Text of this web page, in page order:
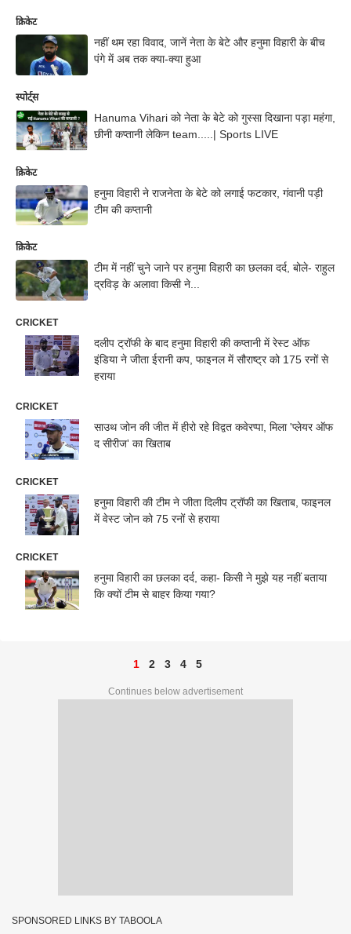
क्रिकेट
नहीं थम रहा विवाद, जानें नेता के बेटे और हनुमा विहारी के बीच
पंगे में अब तक क्या-क्या हुआ
स्पोर्ट्स
Hanuma Vihari को नेता के बेटे को गुस्सा दिखाना पड़ा महंगा,
छीनी कप्तानी लेकिन team.....| Sports LIVE
क्रिकेट
हनुमा विहारी ने राजनेता के बेटे को लगाई फटकार, गंवानी पड़ी
टीम की कप्तानी
क्रिकेट
टीम में नहीं चुने जाने पर हनुमा विहारी का छलका दर्द, बोले- राहुल
द्रविड़ के अलावा किसी ने...
CRICKET
दलीप ट्रॉफी के बाद हनुमा विहारी की कप्तानी में रेस्ट ऑफ
इंडिया ने जीता ईरानी कप, फाइनल में सौराष्ट्र को 175 रनों से
हराया
CRICKET
साउथ जोन की जीत में हीरो रहे विद्वत कवेरप्पा, मिला 'प्लेयर ऑफ
द सीरीज' का खिताब
CRICKET
हनुमा विहारी की टीम ने जीता दिलीप ट्रॉफी का खिताब, फाइनल
में वेस्ट जोन को 75 रनों से हराया
CRICKET
हनुमा विहारी का छलका दर्द, कहा- किसी ने मुझे यह नहीं बताया
कि क्यों टीम से बाहर किया गया?
1 2 3 4 5
Continues below advertisement
SPONSORED LINKS BY TABOOLA